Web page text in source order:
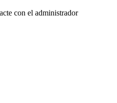
con el administrador